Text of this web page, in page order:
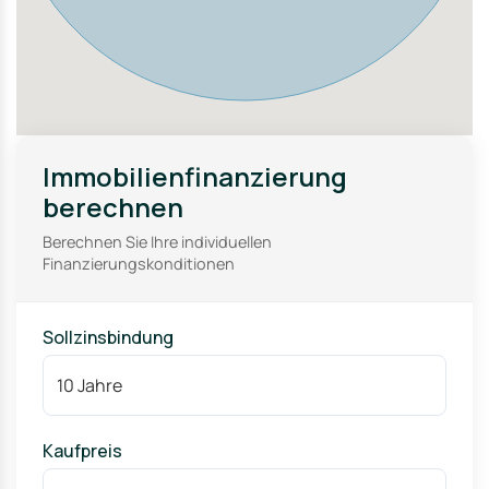
konstante Nachfrage nach bezahlbarem Wohnraum,
kombiniert mit der guten Infrastruktur und
Verkehrsanbindung, sorgt für geringe Leerstandsrisiken
und stabile Mieteinnahmen. Damit eignet sich der
Standort hervorragend für eine langfristig ausgerichtete
verfügbar.
Immobilienfinanzierung
berechnen
Berechnen Sie Ihre individuellen
Finanzierungskonditionen
Sollzinsbindung
Kaufpreis